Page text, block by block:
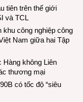
tiên trên thế giới
và TCL
công nghiệp công
Nam giữa hai Tập
không Liên
thương mại
có tốc độ “siêu